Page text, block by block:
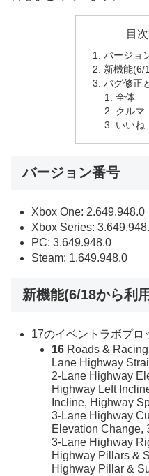
目次
バージョ
新機能(6/
バグ修正
全体
クルマ
いいね:
バージョン番号
Xbox One: 2.649.948.0
Xbox Series:
PC: 3.649.948.0
Steam: 1.649.948.0
新機能(6/18から利
17のイベントラボプロ
16 Roads &
Lane Highway
2-Lane Highway
Highway Left
Incline, Highway
3-Lane Highway
Elevation Change,
3-Lane Highway
Highway Pillars &
Highway Pillar &